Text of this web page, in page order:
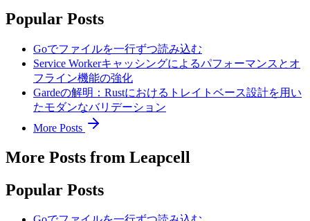
Popular Posts
Goでファイルを一行ずつ読み込む
Service Workerキャッシングによるパフォーマンスとオ
フライン機能の強化
Gardeの解明：Rustにおけるトレイトベース設計を用い
たモダンなバリデーション
More Posts
More Posts from Leapcell
Popular Posts